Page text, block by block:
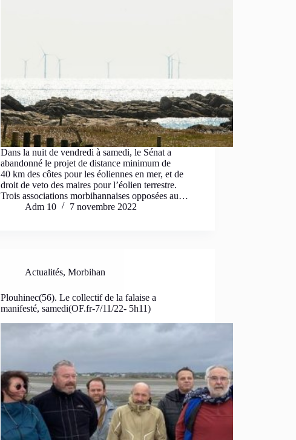
Dans la nuit de vendredi à samedi, le Sénat a
abandonné le projet de distance minimum de
40 km des côtes pour les éoliennes en mer, et de
droit de veto des maires pour l’éolien terrestre.
Trois associations morbihannaises opposées au…
Adm 10
7 novembre 2022
Actualités,Morbihan
Plouhinec(56). Le collectif de la falaise a
manifesté, samedi(OF.fr-7/11/22- 5h11)